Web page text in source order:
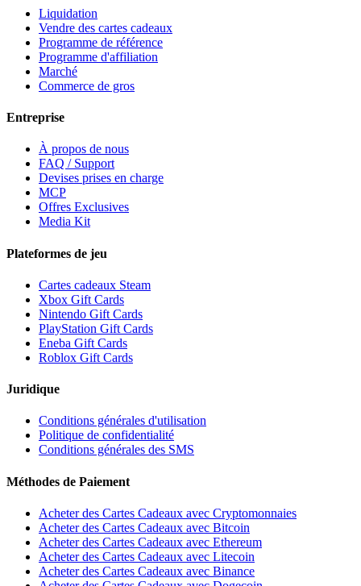
Liquidation
Vendre des cartes cadeaux
Programme de référence
Programme d'affiliation
Marché
Commerce de gros
Entreprise
À propos de nous
FAQ / Support
Devises prises en charge
MCP
Offres Exclusives
Media Kit
Plateformes de jeu
Cartes cadeaux Steam
Xbox Gift Cards
Nintendo Gift Cards
PlayStation Gift Cards
Eneba Gift Cards
Roblox Gift Cards
Juridique
Conditions générales d'utilisation
Politique de confidentialité
Conditions générales des SMS
Méthodes de Paiement
Acheter des Cartes Cadeaux avec Cryptomonnaies
Acheter des Cartes Cadeaux avec Bitcoin
Acheter des Cartes Cadeaux avec Ethereum
Acheter des Cartes Cadeaux avec Litecoin
Acheter des Cartes Cadeaux avec Binance